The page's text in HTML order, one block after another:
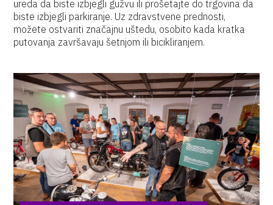
ureda da biste izbjegli gužvu ili prošetajte do trgovina da
biste izbjegli parkiranje. Uz zdravstvene prednosti,
možete ostvariti značajnu uštedu, osobito kada kratka
putovanja završavaju šetnjom ili bicikliranjem.